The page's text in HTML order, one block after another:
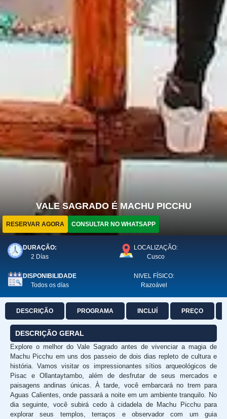
VALE SAGRADO É MACHU PICCHU
RESERVAR AGORA CONSULTAR NO WHATSAPP
DURAÇÃO:
2 Días
LOCALIZAÇÃO:
Cusco
DISPONIBILIDADE
Todos os días
NIVEL FÍSICO:
Razoável
DESCRIÇÃO PROGRAMA INCLUÍ PREÇO
DESCRIÇÃO GERAL
Explore o melhor do Vale Sagrado antes de vivenciar a magia de
Machu Picchu em uns dos passeio de dois dias repleto de cultura e
história. Vamos visitar os impressionantes sítios arqueológicos de
Pisac e Ollantaytambo, além de desfrutar de seus mercados e
paisagens andinas únicas. À tarde, você embarcará no trem para
Aguas Calientes, onde passará a noite em um ambiente tranquilo. No
dia seguinte, você subirá cedo à cidadela de Machu Picchu para
explorar seus templos, terraços e observador com um guia